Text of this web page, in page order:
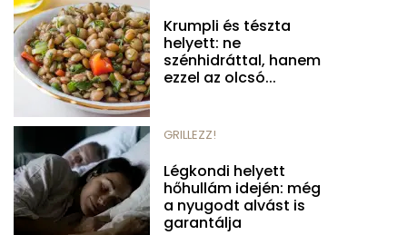
Krumpli és tészta
helyett: ne
szénhidráttal, hanem
ezzel az olcsó...
GRILLEZZ!
Légkondi helyett
hőhullám idején: még
a nyugodt alvást is
garantálja